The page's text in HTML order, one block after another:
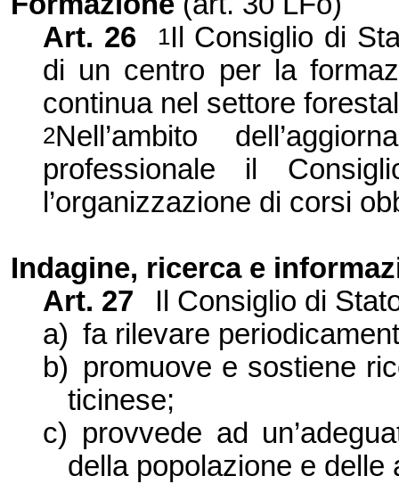
Art. 26
1Il Consiglio di
di un centro per la
continua nel settore
2Nell’ambito
professionale il
l’organizzazione di corsi
Indagine, ricerca e
Art. 27
Il Consiglio di
a) fa rilevare
b) promuove e sostiene
ticinese;
c) provvede ad
della popolazione e delle